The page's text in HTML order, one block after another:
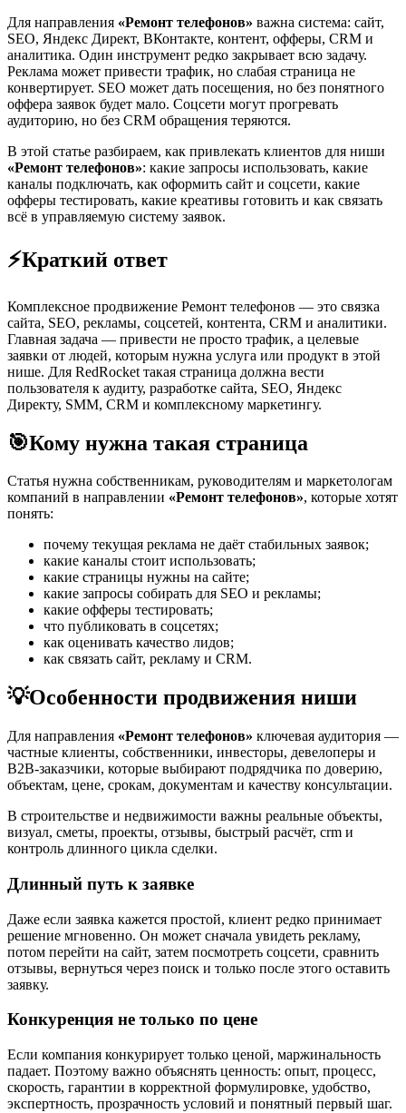
Для направления «Ремонт телефонов» важна система: сайт,
SEO, Яндекс Директ, ВКонтакте, контент, офферы, CRM и
аналитика. Один инструмент редко закрывает всю задачу.
Реклама может привести трафик, но слабая страница не
конвертирует. SEO может дать посещения, но без понятного
оффера заявок будет мало. Соцсети могут прогревать
аудиторию, но без CRM обращения теряются.
В этой статье разбираем, как привлекать клиентов для ниши
«Ремонт телефонов»: какие запросы использовать, какие
каналы подключать, как оформить сайт и соцсети, какие
офферы тестировать, какие креативы готовить и как связать
всё в управляемую систему заявок.
⚡Краткий ответ
Комплексное продвижение Ремонт телефонов — это связка
сайта, SEO, рекламы, соцсетей, контента, CRM и аналитики.
Главная задача — привести не просто трафик, а целевые
заявки от людей, которым нужна услуга или продукт в этой
нише. Для RedRocket такая страница должна вести
пользователя к аудиту, разработке сайта, SEO, Яндекс
Директу, SMM, CRM и комплексному маркетингу.
🎯Кому нужна такая страница
Статья нужна собственникам, руководителям и маркетологам
компаний в направлении «Ремонт телефонов», которые хотят
понять:
почему текущая реклама не даёт стабильных заявок;
какие каналы стоит использовать;
какие страницы нужны на сайте;
какие запросы собирать для SEO и рекламы;
какие офферы тестировать;
что публиковать в соцсетях;
как оценивать качество лидов;
как связать сайт, рекламу и CRM.
💡Особенности продвижения ниши
Для направления «Ремонт телефонов» ключевая аудитория —
частные клиенты, собственники, инвесторы, девелоперы и
B2B-заказчики, которые выбирают подрядчика по доверию,
объектам, цене, срокам, документам и качеству консультации.
В строительстве и недвижимости важны реальные объекты,
визуал, сметы, проекты, отзывы, быстрый расчёт, crm и
контроль длинного цикла сделки.
Длинный путь к заявке
Даже если заявка кажется простой, клиент редко принимает
решение мгновенно. Он может сначала увидеть рекламу,
потом перейти на сайт, затем посмотреть соцсети, сравнить
отзывы, вернуться через поиск и только после этого оставить
заявку.
Конкуренция не только по цене
Если компания конкурирует только ценой, маржинальность
падает. Поэтому важно объяснять ценность: опыт, процесс,
скорость, гарантии в корректной формулировке, удобство,
экспертность, прозрачность условий и понятный первый шаг.